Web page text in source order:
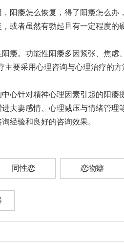
阳痿怎么恢复，得了阳痿怎么办
或者虽然有勃起且有一定程度
痿。功能性阳痿多因紧张、焦
主要采用心理咨询与心理治疗的
心针对精神心理因素引起的阳
夫妻感情、心理减压与情绪管
经验和良好的咨询效果。
同性恋 恋物癖